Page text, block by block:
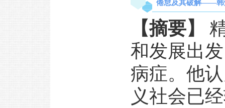
倦怠及其破解——韩
【摘要】
和发展出
病症。他
义社会已